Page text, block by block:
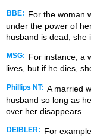
BBE:
For the woman
under the power of
husband is dead, she
MSG:
For instance, a
lives, but if he dies,
Phillips NT: A married
husband so long as
over her disappears.
DEIBLER:
For